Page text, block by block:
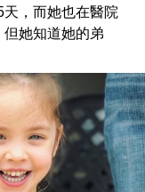
，而她也在醫院
她知道她的弟